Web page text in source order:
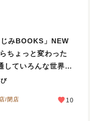
じみBOOKS」NEW
ちょっと変わった
していろんな世界を
さん
/閉店 10